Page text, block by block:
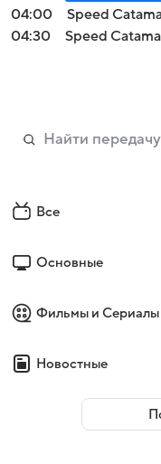
04:00
Speed
04:30
Speed
Все
Основные
Фильмы и Сериалы
Новостные